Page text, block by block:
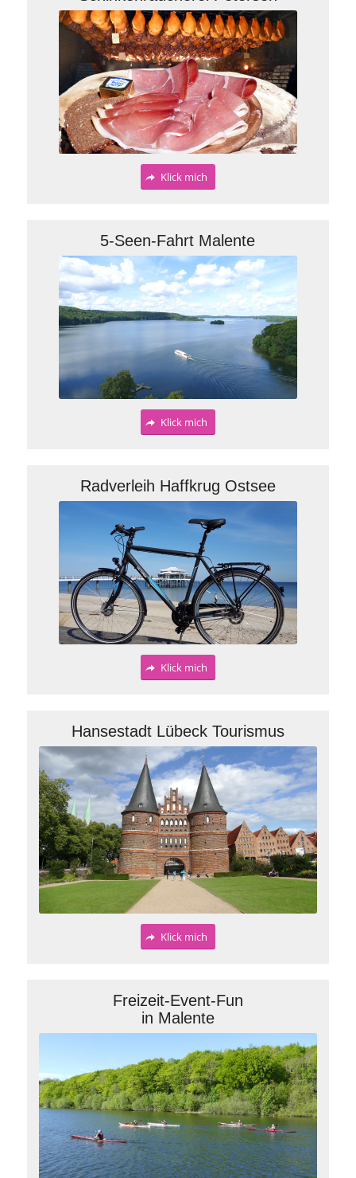
Klick mich
5-Seen-Fahrt Malente
Klick mich
Radverleih Haffkrug Ostsee
Klick mich
Hansestadt Lübeck Tourismus
Klick mich
Freizeit-Event-Fun
in Malente